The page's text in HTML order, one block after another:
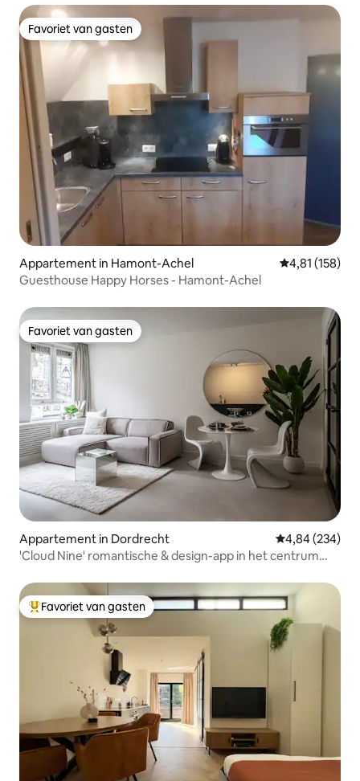
Favoriet van gasten
Favoriet van gasten
Appartement in Hamont-Achel Gemiddelde
4,81 (158)
Guesthouse Happy Horses - Hamont-Achel
Favoriet van gasten
Favoriet van gasten
Appartement in Dordrecht Gemiddelde
4,84 (234)
'Cloud Nine' romantische & design-app in het centrum
Topfavoriet van gasten
Favoriet van gasten